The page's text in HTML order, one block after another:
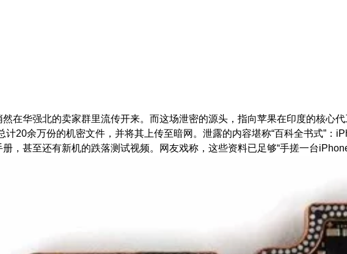
然在华强北的卖家群里流传开来。而这场泄密的源头，指向苹果在印度的核心
20余万份的机密文件，并将其上传至暗网。泄露的内容堪称“百科全书式”：
甚至还有新机的跌落测试视频。网友戏称，这些资料已足够“手搓一台iPhone